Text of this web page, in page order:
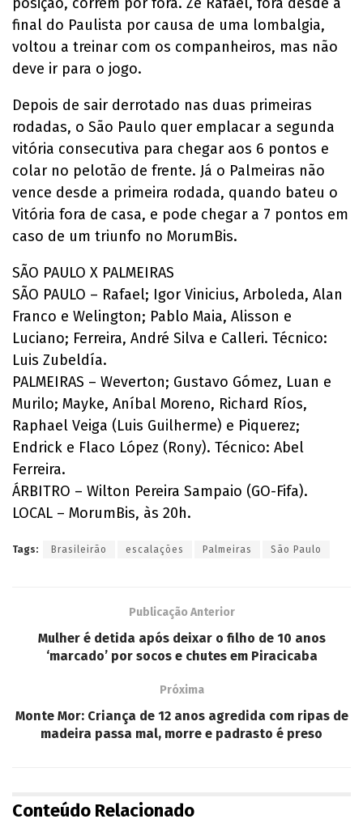
final do Paulista por causa de uma lombalgia,
voltou a treinar com os companheiros, mas não
deve ir para o jogo.
Depois de sair derrotado nas duas primeiras
rodadas, o São Paulo quer emplacar a segunda
vitória consecutiva para chegar aos 6 pontos e
colar no pelotão de frente. Já o Palmeiras não
vence desde a primeira rodada, quando bateu o
Vitória fora de casa, e pode chegar a 7 pontos em
caso de um triunfo no MorumBis.
SÃO PAULO X PALMEIRAS
SÃO PAULO – Rafael; Igor Vinicius, Arboleda, Alan
Franco e Welington; Pablo Maia, Alisson e
Luciano; Ferreira, André Silva e Calleri. Técnico:
Luis Zubeldía.
PALMEIRAS – Weverton; Gustavo Gómez, Luan e
Murilo; Mayke, Aníbal Moreno, Richard Ríos,
Raphael Veiga (Luis Guilherme) e Piquerez;
Endrick e Flaco López (Rony). Técnico: Abel
Ferreira.
ÁRBITRO – Wilton Pereira Sampaio (GO-Fifa).
LOCAL – MorumBis, às 20h.
Tags: Brasileirão escalações Palmeiras São Paulo
Publicação Anterior
Mulher é detida após deixar o filho de 10 anos
‘marcado’ por socos e chutes em Piracicaba
Próxima
Monte Mor: Criança de 12 anos agredida com ripas de
madeira passa mal, morre e padrasto é preso
Conteúdo Relacionado